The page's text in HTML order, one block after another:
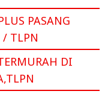
PASANG
/ TLPN
DI